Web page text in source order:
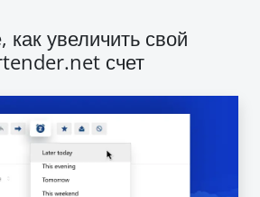
как увеличить свой
счет